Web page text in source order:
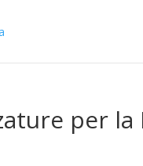
per la